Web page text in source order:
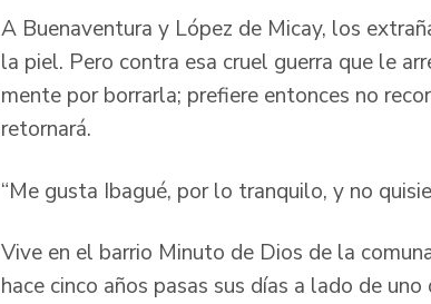
A Buenaventura y López de Micay, los
la piel. Pero contra esa cruel guerra que le
mente por borrarla; prefiere entonces no
retornará.
“Me gusta Ibagué, por lo tranquilo, y no
Vive en el barrio Minuto de Dios de la
hace cinco años pasas sus días a lado de